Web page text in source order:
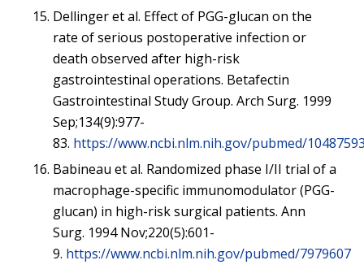
Dellinger et al. Effect of PGG-glucan on the
rate of serious postoperative infection or
death observed after high-risk
gastrointestinal operations. Betafectin
Gastrointestinal Study Group. Arch Surg. 1999
Sep;134(9):977-
83. https://www.ncbi.nlm.nih.gov/pubmed/
Babineau et al. Randomized phase I/II trial of a
macrophage-specific immunomodulator (PGG-
glucan) in high-risk surgical patients. Ann
Surg. 1994 Nov;220(5):601-
9. https://www.ncbi.nlm.nih.gov/pubmed/7979607